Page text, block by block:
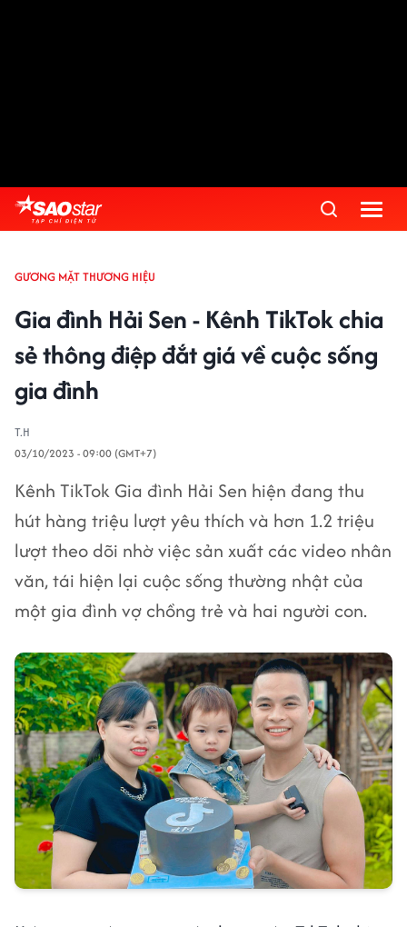
GƯƠNG MẶT THƯƠNG HIỆU
Gia đình Hải Sen - Kênh TikTok chia
sẻ thông điệp đắt giá về cuộc sống
gia đình
T.H
03/10/2023 - 09:00 (GMT+7)
Kênh TikTok Gia đình Hải Sen hiện đang thu
hút hàng triệu lượt yêu thích và hơn 1.2 triệu
lượt theo dõi nhờ việc sản xuất các video nhân
văn, tái hiện lại cuộc sống thường nhật của
một gia đình vợ chồng trẻ và hai người con.